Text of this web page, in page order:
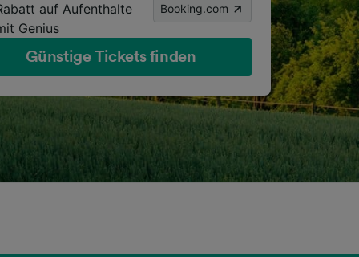
auf Aufenthalte
Genius
Booking.com
Günstige Tickets finden